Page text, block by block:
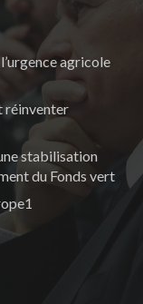
agricole
réinventer
stabilisation
du Fonds vert